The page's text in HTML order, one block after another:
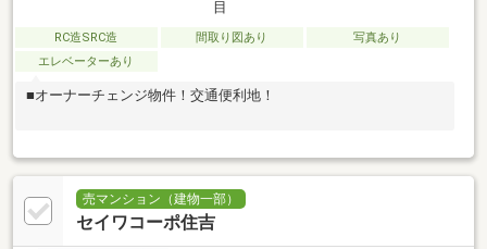
目
RC造SRC造 間取り図あり
写真あり
エレベーターあり
■オーナーチェンジ物件！交通便利地！
売マンション（建物一部）
セイワコーポ住吉